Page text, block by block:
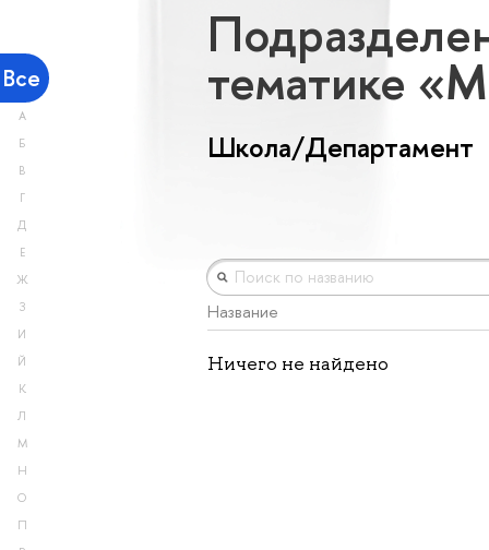
Все
А
Б
В
Г
Д
Е
Ж
З
И
Й
К
Л
М
Н
О
П
тематике
Школа/Департамент
Название
Ничего не найдено